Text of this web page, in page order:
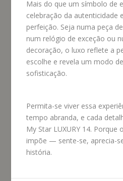
Mais do que um símbolo de
celebração da autenticidade
perfeição. Seja numa peça
num relógio de exceção ou
decoração, o luxo reflete a
escolhe e revela um modo
sofisticação.
Permita-se viver essa
tempo abranda, e cada
My Star LUXURY 14.
impõe — sente-se, aprecia-
história.